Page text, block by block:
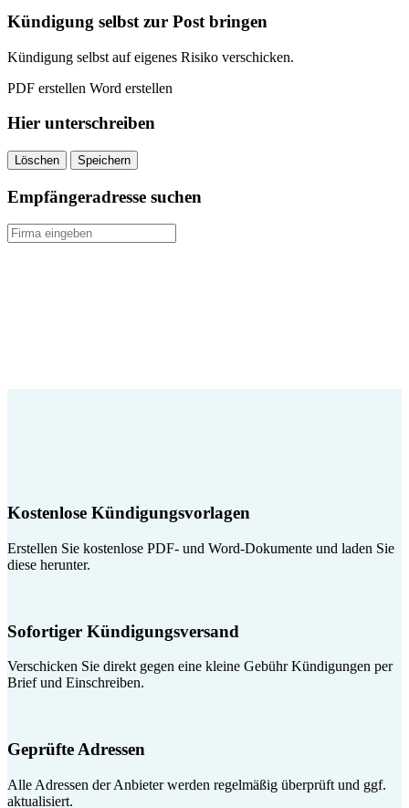
quantity
Kündigung selbst zur Post bringen
Kündigung selbst auf eigenes Risiko verschicken.
PDF erstellen Word erstellen
Hier unterschreiben
Löschen Speichern
Empfängeradresse suchen
Kostenlose Kündigungsvorlagen
Erstellen Sie kostenlose PDF- und Word-Dokumente und laden Sie
diese herunter.
Sofortiger Kündigungsversand
Verschicken Sie direkt gegen eine kleine Gebühr Kündigungen per
Brief und Einschreiben.
Geprüfte Adressen
Alle Adressen der Anbieter werden regelmäßig überprüft und ggf.
aktualisiert.